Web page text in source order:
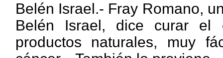
Belén Israel.- Fray Romano,
Belén Israel, dice curar el
productos naturales, muy